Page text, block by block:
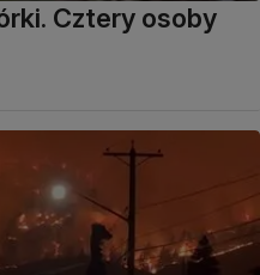
Cztery osoby